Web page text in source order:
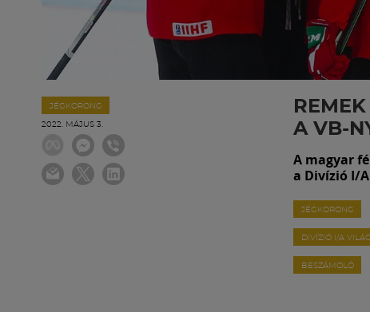
JÉGKORONG
2022. MÁJUS 3.
A VB-
A magyar
a Divízió I/
JÉGKORONG
DIVÍZIÓ I/A
BESZÁMOLÓ